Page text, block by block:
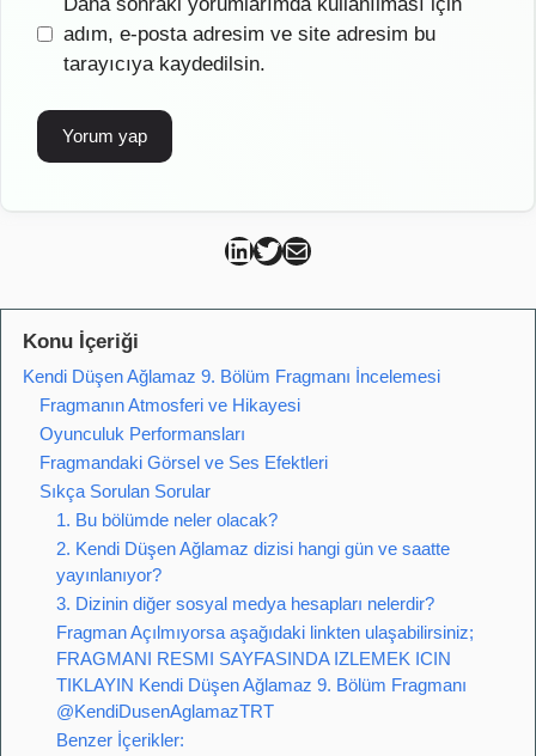
sitesiadım, e-posta adresim ve site adresim bu
tarayıcıya kaydedilsin.
Can Kütahya Linkedin
Can Kütahya Twitter
Can Kütahya Mail
Konu İçeriği
Kendi Düşen Ağlamaz 9. Bölüm Fragmanı İncelemesi
Fragmanın Atmosferi ve Hikayesi
Oyunculuk Performansları
Fragmandaki Görsel ve Ses Efektleri
Sıkça Sorulan Sorular
1. Bu bölümde neler olacak?
2. Kendi Düşen Ağlamaz dizisi hangi gün ve saatte
yayınlanıyor?
3. Dizinin diğer sosyal medya hesapları nelerdir?
Fragman Açılmıyorsa aşağıdaki linkten ulaşabilirsiniz;
FRAGMANI RESMI SAYFASINDA IZLEMEK ICIN
TIKLAYIN Kendi Düşen Ağlamaz 9. Bölüm Fragmanı
@KendiDusenAglamazTRT
Benzer İçerikler: